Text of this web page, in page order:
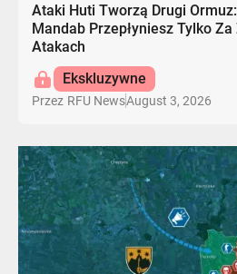
Ataki Huti Tworzą Drugi
Mandab Przepłyniesz Tylko
Atakach
Ekskluzywne
Przez RFU NewsAugust 3, 2026